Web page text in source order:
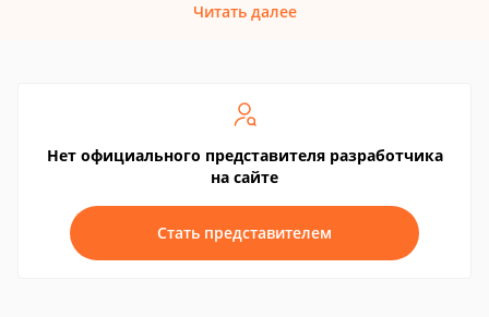
Читать далее
Нет официального представителя разработчика
на сайте
Стать представителем